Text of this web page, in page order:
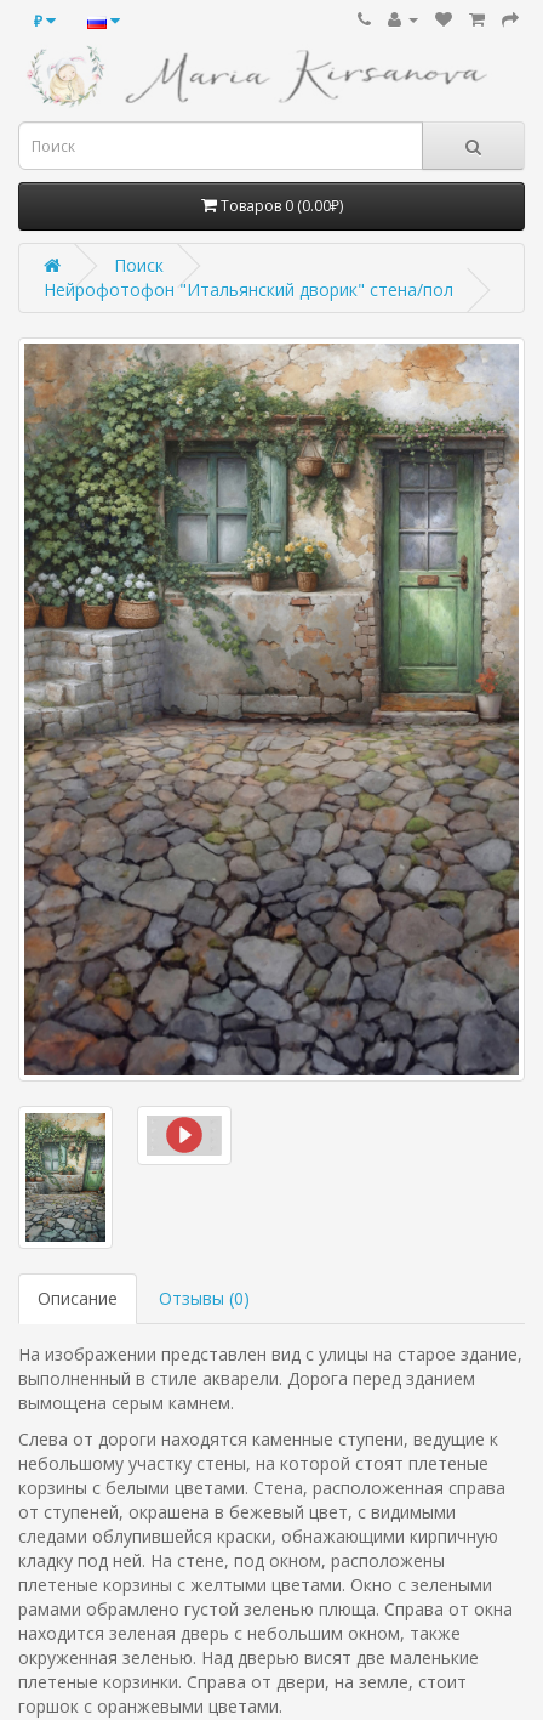
₽
Товаров 0 (0.00₽)
Поиск
Нейрофотофон "Итальянский дворик" стена/пол
Описание Отзывы (0)
На изображении представлен вид с улицы на старое здание,
выполненный в стиле акварели. Дорога перед зданием
вымощена серым камнем.
Слева от дороги находятся каменные ступени, ведущие к
небольшому участку стены, на которой стоят плетеные
корзины с белыми цветами. Стена, расположенная справа
от ступеней, окрашена в бежевый цвет, с видимыми
следами облупившейся краски, обнажающими кирпичную
кладку под ней. На стене, под окном, расположены
плетеные корзины с желтыми цветами. Окно с зелеными
рамами обрамлено густой зеленью плюща. Справа от окна
находится зеленая дверь с небольшим окном, также
окруженная зеленью. Над дверью висят две маленькие
плетеные корзинки. Справа от двери, на земле, стоит
горшок с оранжевыми цветами.